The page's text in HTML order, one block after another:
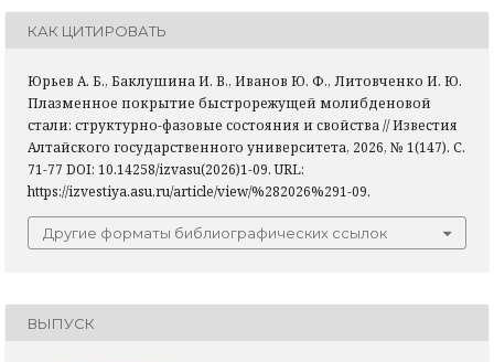
КАК ЦИТИРОВАТЬ
Юрьев А. Б., Баклушина И. В., Иванов Ю. Ф., Литовченко И. Ю.
Плазменное покрытие быстрорежущей молибденовой
стали: структурно-фазовые состояния и свойства // Известия
Алтайского государственного университета, 2026, № 1(147). С.
71-77 DOI: 10.14258/izvasu(2026)1-09. URL:
https://izvestiya.asu.ru/article/view/%282026%291-09.
Другие форматы библиографических ссылок
ВЫПУСК